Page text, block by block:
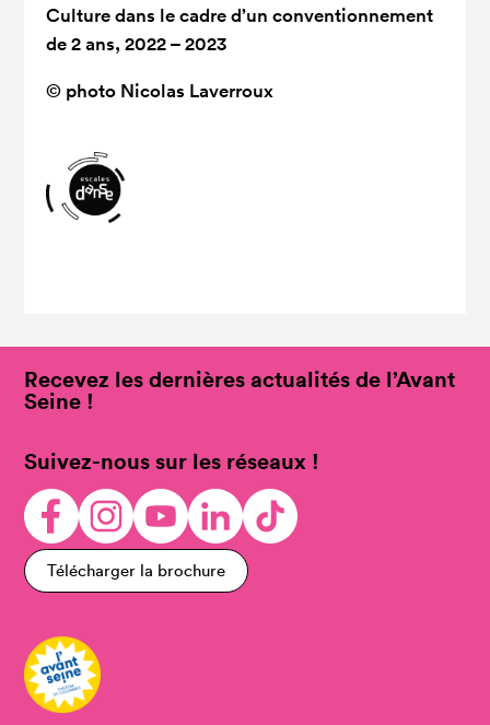
Culture dans le cadre d’un conventionnement
de 2 ans, 2022 – 2023
© photo Nicolas Laverroux
Recevez les dernières actualités de l’Avant
Seine !
Suivez-nous sur les réseaux !
Télécharger la brochure